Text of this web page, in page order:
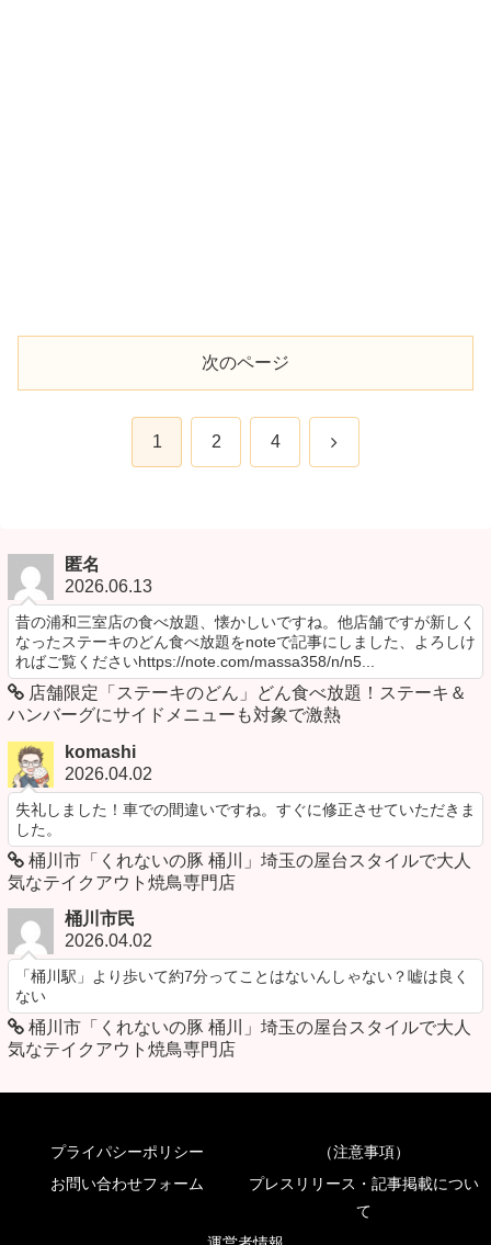
次のページ
1 2 4 次
匿名
2026.06.13
昔の浦和三室店の食べ放題、懐かしいですね。他店舗ですが新しく
なったステーキのどん食べ放題をnoteで記事にしました、よろしけ
ればご覧くださいhttps://note.com/massa358/n/n5...
店舗限定「ステーキのどん」どん食べ放題！ステーキ＆
ハンバーグにサイドメニューも対象で激熱
komashi
2026.04.02
失礼しました！車での間違いですね。すぐに修正させていただきま
した。
桶川市「くれないの豚 桶川」埼玉の屋台スタイルで大人
気なテイクアウト焼鳥専門店
桶川市民
2026.04.02
「桶川駅」より歩いて約7分ってことはないんしゃない？嘘は良く
ない
桶川市「くれないの豚 桶川」埼玉の屋台スタイルで大人
気なテイクアウト焼鳥専門店
プライパシーポリシー
（注意事項）
お問い合わせフォーム
プレスリリース・記事掲載につい
て